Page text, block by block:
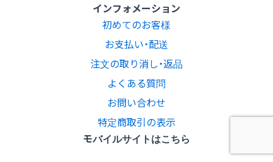
インフォメーション
初めてのお客様
お支払い・配送
注文の取り消し・返品
よくある質問
お問い合わせ
特定商取引の表示
モバイルサイトはこちら